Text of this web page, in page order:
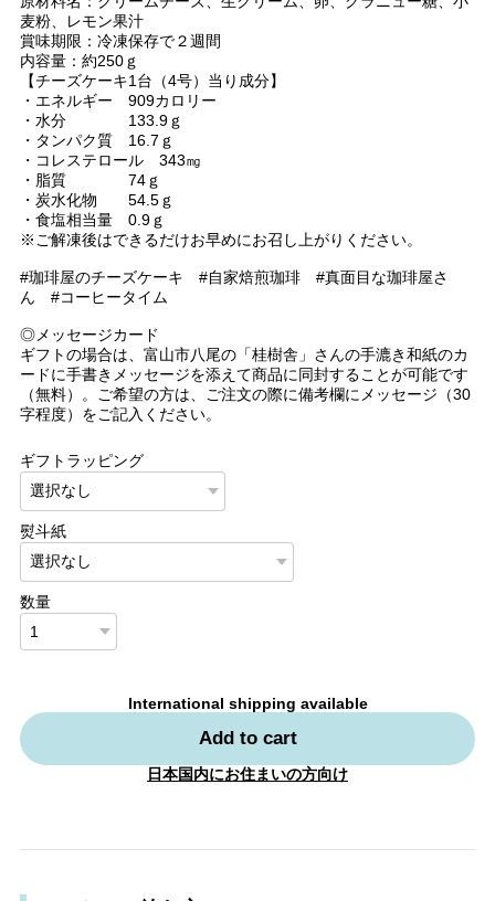
麦粉、レモン果汁
賞味期限：冷凍保存で２週間
内容量：約250ｇ
【チーズケーキ1台（4号）当り成分】
・エネルギー 909カロリー
・水分 133.9ｇ
・タンパク質 16.7ｇ
・コレステロール 343㎎
・脂質 74ｇ
・炭水化物 54.5ｇ
・食塩相当量 0.9ｇ
※ご解凍後はできるだけお早めにお召し上がりください。
#珈琲屋のチーズケーキ #自家焙煎珈琲 #真面目な珈琲屋さ
ん #コーヒータイム
◎メッセージカード
ギフトの場合は、富山市八尾の「桂樹舎」さんの手漉き和紙のカ
ードに手書きメッセージを添えて商品に同封することが可能です
（無料）。ご希望の方は、ご注文の際に備考欄にメッセージ（30
字程度）をご記入ください。
ギフトラッピング
熨斗紙
数量
International shipping available
Add to cart
日本国内にお住まいの方向け